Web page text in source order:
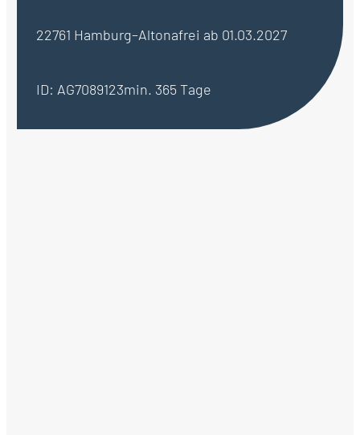
22761 Hamburg–Altonafrei ab 01.03.2027
ID: AG7089123min. 365 Tage